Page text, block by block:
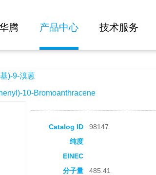
腾 产品中心 技术服务
)-9-溴蒽
10-Bromoanthracene
Catalog ID 98147
纯度
EINEC
分子量
485.41